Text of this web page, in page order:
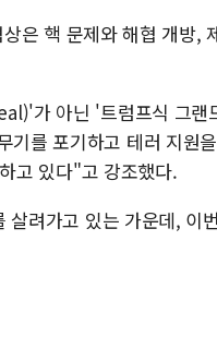
은 핵 문제와 해협 개방,
가 아닌 '트럼프식 그
를 포기하고 테러 지원
고 있다"고 강조했다.
려가고 있는 가운데, 이